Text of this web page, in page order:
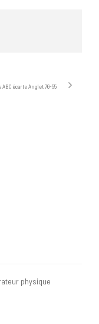
ABC écarte Anglet 76-55
physique